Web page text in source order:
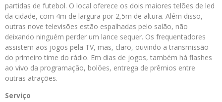
partidas de futebol. O local oferece os dois maiores telões de led
da cidade, com 4m de largura por 2,5m de altura. Além disso,
outras nove televisões estão espalhadas pelo salão, não
deixando ninguém perder um lance sequer. Os frequentadores
assistem aos jogos pela TV, mas, claro, ouvindo a transmissão
do primeiro time do rádio. Em dias de jogos, também há flashes
ao vivo da programação, bolões, entrega de prêmios entre
outras atrações.
Serviço